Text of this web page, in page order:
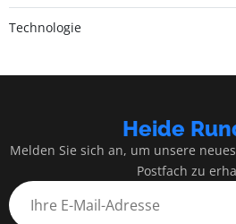
Technologie
Heide
Melden Sie sich an, um unsere
Postfach zu